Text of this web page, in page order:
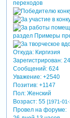
Откуда:Киргизия
Зарегистрирован:
Сообщений:624
Уважение: +2540
Позитив: +1147
Пол:Женский
Возраст:55 [1971-
Провел на форуме: